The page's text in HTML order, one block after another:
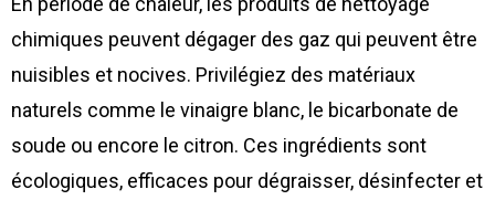
chimiques peuvent dégager des gaz qui peuvent être
nuisibles et nocives. Privilégiez des matériaux
naturels comme le vinaigre blanc, le bicarbonate de
soude ou encore le citron. Ces ingrédients sont
écologiques, efficaces pour dégraisser, désinfecter et